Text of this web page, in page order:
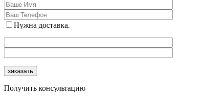
Нужна доставка.
Получить консультацию